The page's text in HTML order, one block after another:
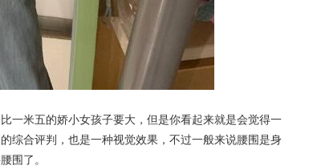
一米五的娇小女孩子要大，但是你看起来就是会觉得一
综合评判，也是一种视觉效果，不过一般来说腰围是身
围了。